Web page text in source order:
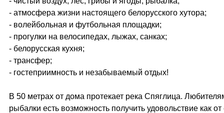
- атмосфера жизни настоящего белорусского хутора;
- волейбольная и футбольная площадки;
- прогулки на велосипедах, лыжах, санках;
- белорусская кухня;
- трансфер;
- гостеприимность и незабываемый отдых!
В 50 метрах от дома протекает река Спяглица.
рыбалки есть возможность получить удовольствие как от